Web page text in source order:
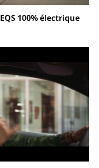
100% électrique